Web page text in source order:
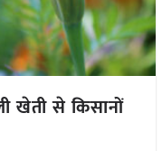
खेती से किसानों